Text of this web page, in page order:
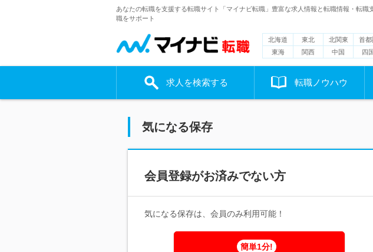
あなたの転職を支援する転職サイト「マイナビ転職」豊富な求人情報と転職情報・転職
職をサポート
北海道 東北 北関東 首都
東海
関西 中国 四
求人を検索する 転職ノウハウ
気になる保存
会員登録がお済みでない方
気になる保存は、会員のみ利用可能！
簡単1分!